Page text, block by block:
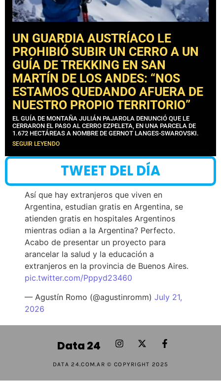
UN GUARDIA AUSTRÍACO LE
PROHIBIÓ SUBIR UN CERRO A UN
GUÍA DE TREKKING EN SAN
MARTÍN DE LOS ANDES: “NOS
ESTAMOS QUEDANDO AFUERA DE
NUESTRO PROPIO TERRITORIO”
EL GUÍA DE MONTAÑA JULIÁN PAJAROLA DENUNCIÓ QUE LE
CERRARON EL PASO AL CERRO EZPELETA, EN UNA PARCELA DE
1.672 HECTÁREAS A NOMBRE DE GERNOT LANGES-SWAROVSKI.
SEGUIR LEYENDO
TWEET DEL DÍA
Así que hay extranjeros que viven en
Argentina, estudian gratis en Argentina, se
atienden gratis en hospitales Argentinos
mientras odian a la Argentina? Perfecto.
Acabo de presentar un proyecto para
arancelar la salud y la educación a
extranjeros en la provincia de Buenos Aires.
pic.twitter.com/Pppyd23460
— Agustín Romo (@agustinromm) July 21,
2026
Data 24
DATA 24.COM.AR © COPYRIGHT 2025